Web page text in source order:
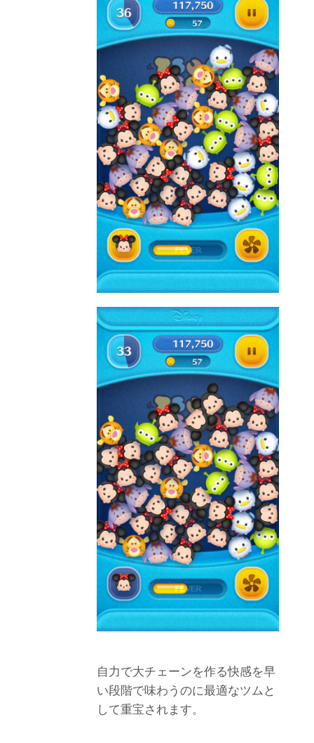
自力で大チェーンを作る快感を早
い段階で味わうのに最適なツムと
して重宝されます。